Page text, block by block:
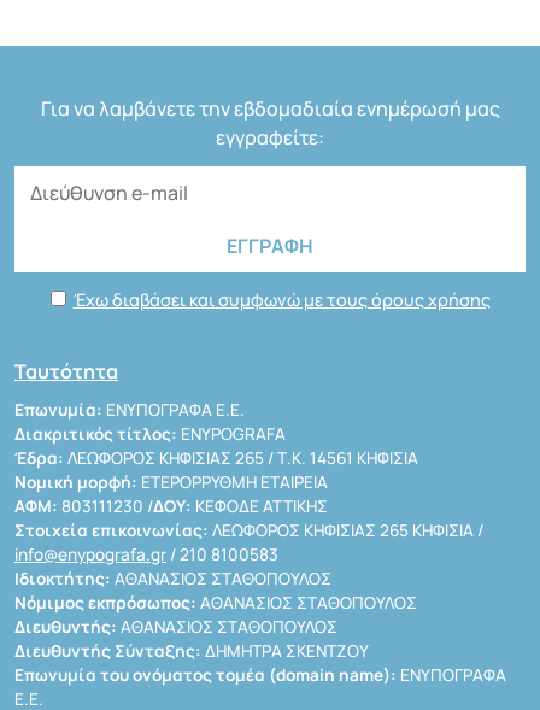
Για να λαμβάνετε την εβδομαδιαία ενημέρωσή μας
εγγραφείτε:
Έχω διαβάσει και συμφωνώ με τους όρους χρήσης
Ταυτότητα
Επωνυμία: ΕΝΥΠΟΓΡΑΦΑ Ε.Ε.
Διακριτικός τίτλος: ENYPOGRAFA
Έδρα: ΛΕΩΦΟΡΟΣ ΚΗΦΙΣΙΑΣ 265 / Τ.Κ. 14561 ΚΗΦΙΣΙΑ
Νομική μορφή: ΕΤΕΡΟΡΡΥΘΜΗ ΕΤΑΙΡΕΙΑ
ΑΦΜ: 803111230 /ΔΟΥ: ΚΕΦΟΔΕ ΑΤΤΙΚΗΣ
Στοιχεία επικοινωνίας: ΛΕΩΦΟΡΟΣ ΚΗΦΙΣΙΑΣ 265 ΚΗΦΙΣΙΑ /
info@enypografa.gr / 210 8100583
Ιδιοκτήτης: ΑΘΑΝΑΣΙΟΣ ΣΤΑΘΟΠΟΥΛΟΣ
Νόμιμος εκπρόσωπος: ΑΘΑΝΑΣΙΟΣ ΣΤΑΘΟΠΟΥΛΟΣ
Διευθυντής: ΑΘΑΝΑΣΙΟΣ ΣΤΑΘΟΠΟΥΛΟΣ
Διευθυντής Σύνταξης: ΔΗΜΗΤΡΑ ΣΚΕΝΤΖΟΥ
Επωνυμία του ονόματος τομέα (domain name): ΕΝΥΠΟΓΡΑΦΑ
Ε.Ε.